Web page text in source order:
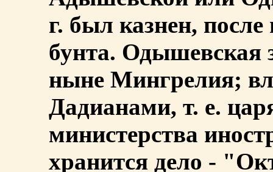
г. был казнен, после
бунта. Одышевская
ныне Мингрелия;
Дадианами, т. е.
министерства
хранится дело -